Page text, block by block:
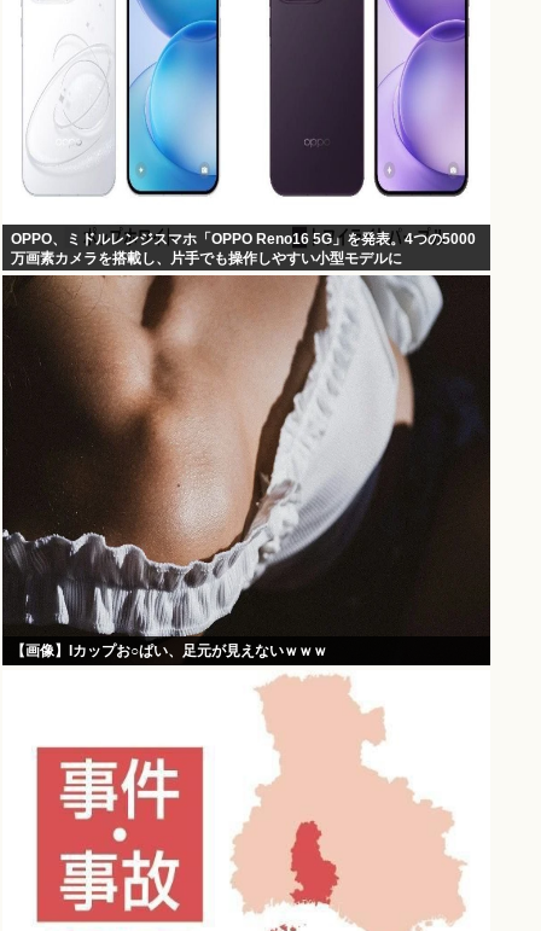
OPPO、ミドルレンジスマホ「OPPO Reno16 5G」を発表。4つの5000
万画素カメラを搭載し、片手でも操作しやすい小型モデルに
【画像】Iカップお○ぱい、足元が見えないｗｗｗ